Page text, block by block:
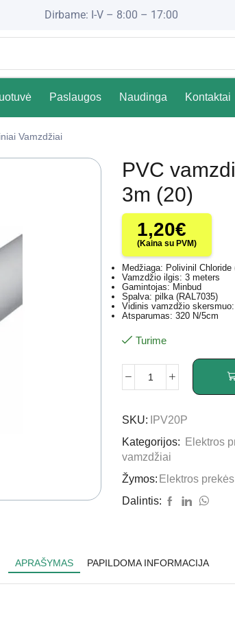
Dirbame: I-V – 8:00 – 17:00
Paslaugos Naudinga Kontaktai
Vamzdžiai
PVC
3m (20)
1,20€
(Kaina su PVM)
Medžiaga: Polivinil Chloride
Vamzdžio ilgis: 3 meters
Gamintojas: Minbud
Spalva: pilka (RAL7035)
Vidinis vamzdžio
Atsparumas: 320 N/5cm
Turime
SKU:
IPV20P
Kategorijos:
Elektros
vamzdžiai
Žymos: Elektros prekės
Dalintis:
APRAŠYMAS PAPILDOMA INFORMACIJA